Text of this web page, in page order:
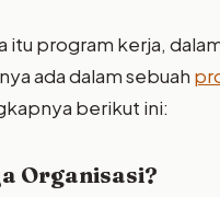
itu program kerja,
ada dalam sebuah
berikut ini:
Organisasi?